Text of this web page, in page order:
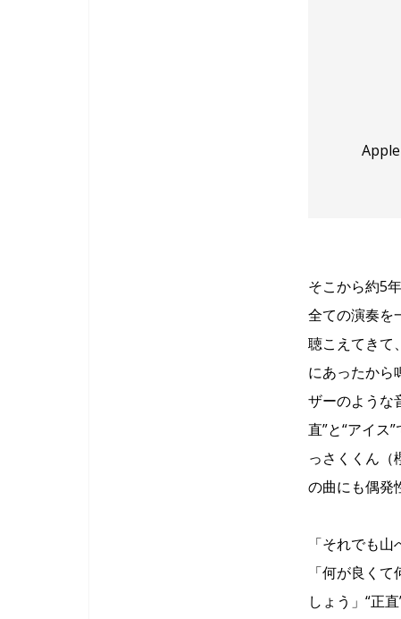
そこから約5
全ての演奏を
聴こえてきて
にあったから
ザーのような
直”と“アイス
っさくくん（
の曲にも偶発
「それでも
「何が良く
しょう」“正直